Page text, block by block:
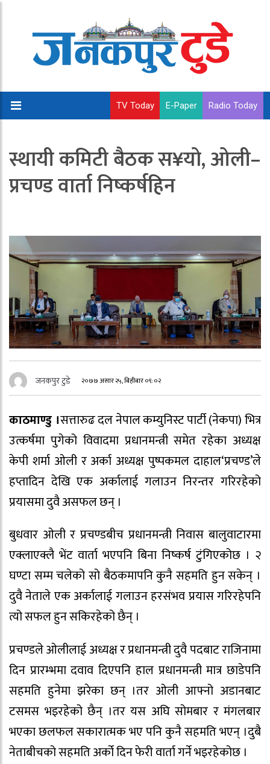
TV Today E-Paper Radio Today
स्थायी कमिटी बैठक स¥यो, ओली–
प्रचण्ड वार्ता निष्कर्षहिन
जनकपुर टुडे २०७७ असार २५, बिहीबार ०९:०२
काठमाण्डु ।सत्तारुढ दल नेपाल कम्युनिस्ट पार्टी (नेकपा) भित्र
उत्कर्षमा पुगेको विवादमा प्रधानमन्त्री समेत रहेका अध्यक्ष
केपी शर्मा ओली र अर्का अध्यक्ष पुष्पकमल दाहाल‘प्रचण्ड’ले
हप्तादिन देखि एक अर्कालाई गलाउन निरन्तर गरिरहेको
प्रयासमा दुवै असफल छन् ।
बुधवार ओली र प्रचण्डबीच प्रधानमन्त्री निवास बालुवाटारमा
एक्लाएक्लै भेंट वार्ता भएपनि बिना निष्कर्ष टुंगिएकोछ । २
घण्टा सम्म चलेको सो बैठकमापनि कुनै सहमति हुन सकेन् ।
दुवै नेताले एक अर्कालाई गलाउन हरसंभव प्रयास गरिरहेपनि
त्यो सफल हुन सकिरहेको छैन् ।
प्रचण्डले ओलीलाई अध्यक्ष र प्रधानमन्त्री दुवै पदबाट राजिनामा
दिन प्रारम्भमा दवाव दिएपनि हाल प्रधानमन्त्री मात्र छाडेपनि
सहमति हुनेमा झरेका छन् ।तर ओली आफ्नो अडानबाट
टसमस भइरहेको छैन् ।तर यस अघि सोमबार र मंगलबार
भएका छलफल सकारात्मक भए पनि कुनै सहमति भएन् ।दुबै
नेताबीचको सहमति अर्को दिन फेरी वार्ता गर्ने भइरहेकोछ ।